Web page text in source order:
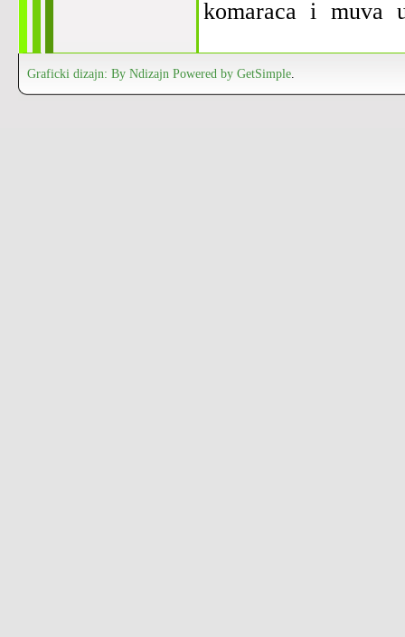
komaraca i muva
hektaru. .Za
Graficki dizajn: By Ndizajn Powered by GetSimple.